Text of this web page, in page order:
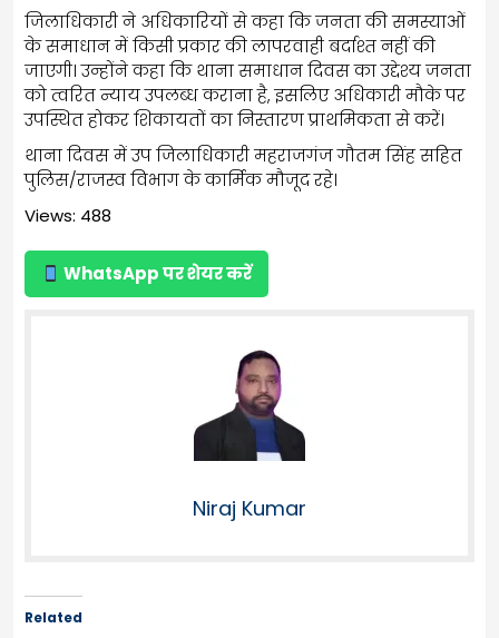
जिलाधिकारी ने अधिकारियों से कहा कि जनता की समस्याओं
के समाधान में किसी प्रकार की लापरवाही बर्दाश्त नहीं की
जाएगी। उन्होंने कहा कि थाना समाधान दिवस का उद्देश्य जनता
को त्वरित न्याय उपलब्ध कराना है, इसलिए अधिकारी मौके पर
उपस्थित होकर शिकायतों का निस्तारण प्राथमिकता से करें।
थाना दिवस में उप जिलाधिकारी महराजगंज गौतम सिंह सहित
पुलिस/राजस्व विभाग के कार्मिक मौजूद रहे।
Views: 488
WhatsApp पर शेयर करें
Niraj Kumar
Related